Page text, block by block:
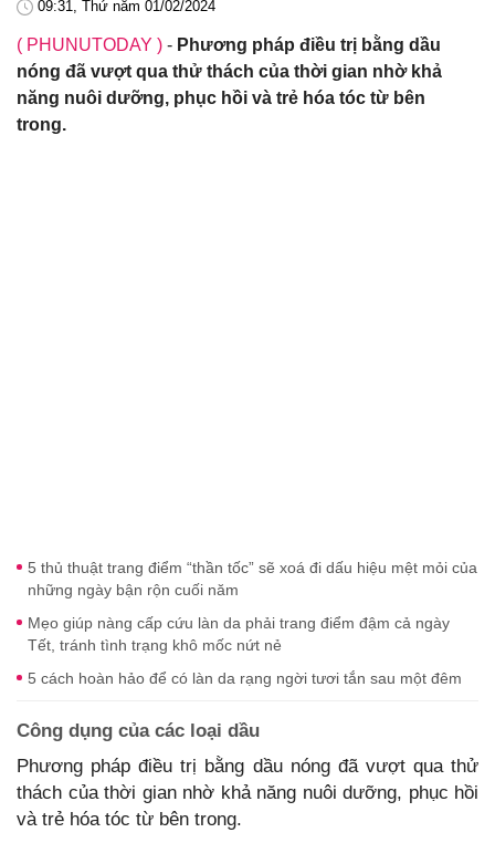
09:31, Thứ năm 01/02/2024
( PHUNUTODAY ) - Phương pháp điều trị bằng dầu
nóng đã vượt qua thử thách của thời gian nhờ khả
năng nuôi dưỡng, phục hồi và trẻ hóa tóc từ bên
trong.
5 thủ thuật trang điểm “thần tốc” sẽ xoá đi dấu hiệu mệt mỏi của
những ngày bận rộn cuối năm
Mẹo giúp nàng cấp cứu làn da phải trang điểm đậm cả ngày
Tết, tránh tình trạng khô mốc nứt nẻ
5 cách hoàn hảo để có làn da rạng ngời tươi tắn sau một đêm
Công dụng của các loại dầu
Phương pháp điều trị bằng dầu nóng đã vượt qua thử
thách của thời gian nhờ khả năng nuôi dưỡng, phục hồi
và trẻ hóa tóc từ bên trong.